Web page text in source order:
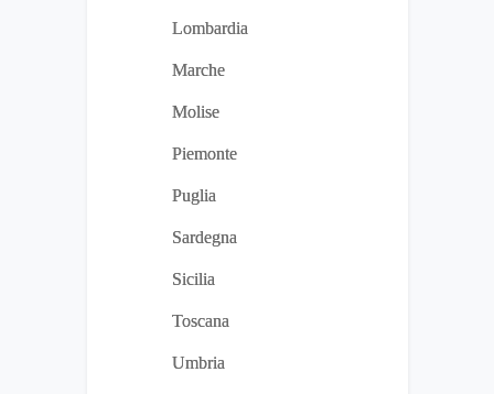
Lombardia
Marche
Molise
Piemonte
Puglia
Sardegna
Sicilia
Toscana
Umbria